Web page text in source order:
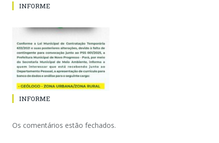
INFORME
INFORME
Os comentários estão fechados.